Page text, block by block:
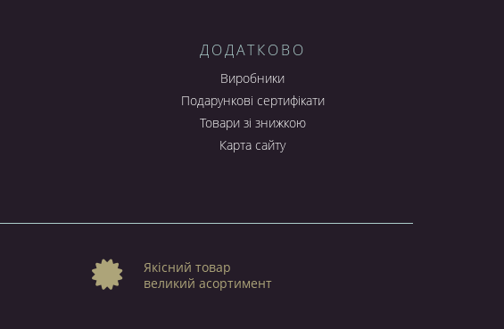
ДОДАТКОВО
Виробники
Подарункові сертифікати
Товари зі знижкою
Карта сайту
Якісний товар
великий асортимент